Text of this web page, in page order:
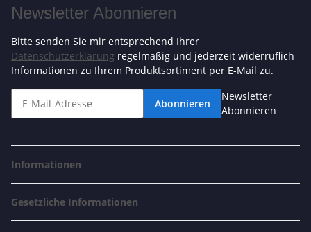
Newsletter Abonnieren
Bitte senden Sie mir entsprechend Ihrer
Datenschutzerklärung regelmäßig und jederzeit widerruflich
Informationen zu Ihrem Produktsortiment per E-Mail zu.
Abonnieren
Newsletter
Abonnieren
Informationen
Gesetzliche Informationen